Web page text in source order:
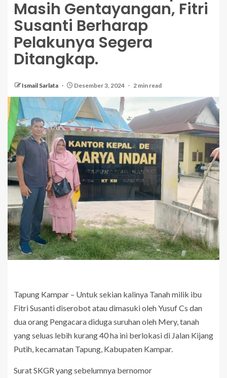
Masih Gentayangan, Fitri
Susanti Berharap
Pelakunya Segera
Ditangkap.
Ismail Sarlata Desember 3, 2024 2 min read
Tapung Kampar – Untuk sekian kalinya Tanah milik ibu
Fitri Susanti diserobot atau dimasuki oleh Yusuf Cs dan
dua orang Pengacara diduga suruhan oleh Mery, tanah
yang seluas lebih kurang 40 ha ini berlokasi di Jalan Kijang
Putih, kecamatan Tapung, Kabupaten Kampar.
Surat SKGR yang sebelumnya bernomor